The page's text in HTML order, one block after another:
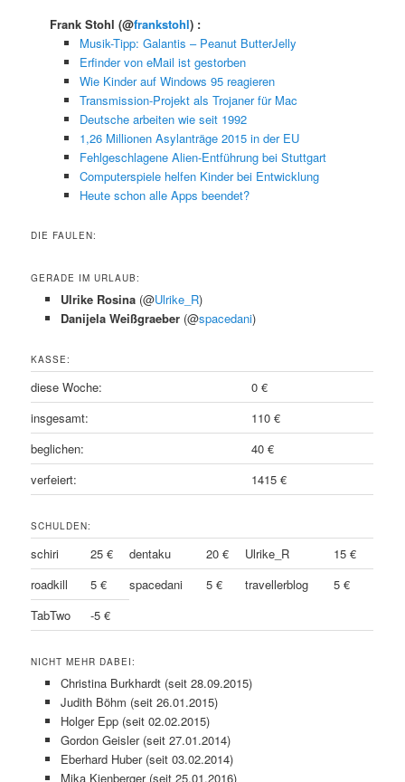
Frank Stohl(@frankstohl) :
Musik-Tipp: Galantis – Peanut ButterJelly
Erfinder von eMail ist gestorben
Wie Kinder auf Windows 95 reagieren
Transmission-Projekt als Trojaner für Mac
Deutsche arbeiten wie seit 1992
1,26 Millionen Asylanträge 2015 in der EU
Fehlgeschlagene Alien-Entführung bei Stuttgart
Computerspiele helfen Kinder bei Entwicklung
Heute schon alle Apps beendet?
DIE FAULEN:
GERADE IM URLAUB:
Ulrike Rosina (@Ulrike_R)
Danijela Weißgraeber (@spacedani)
KASSE:
diese Woche:
0 €
insgesamt:
110 €
beglichen:
40 €
verfeiert:
1415 €
SCHULDEN:
schiri 25 € dentaku 20 € Ulrike_R
15 €
roadkill
5 € spacedani 5 € travellerblog
5 €
TabTwo
-5 €
NICHT MEHR DABEI:
Christina Burkhardt (seit 28.09.2015)
Judith Böhm (seit 26.01.2015)
Holger Epp (seit 02.02.2015)
Gordon Geisler (seit 27.01.2014)
Eberhard Huber (seit 03.02.2014)
Mika Kienberger (seit 25.01.2016)